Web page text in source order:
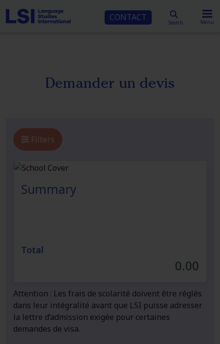
CONTACT Search Menu
Demander un devis
Filters
Summary
Total
0.00
Attention : Les frais de scolarité doivent être réglés
dans leur intégralité avant que LSI puisse adresser
la lettre d’admission exigée pour certaines
demandes de visa.